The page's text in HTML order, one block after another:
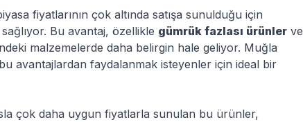
fiyatlarının çok altında satışa sunulduğu için
Bu avantaj, özellikle gümrük fazlası ürünler ve
malzemelerde daha belirgin hale geliyor. Muğla
avantajlardan faydalanmak isteyenler için ideal bir
çok daha uygun fiyatlarla sunulan bu ürünler,